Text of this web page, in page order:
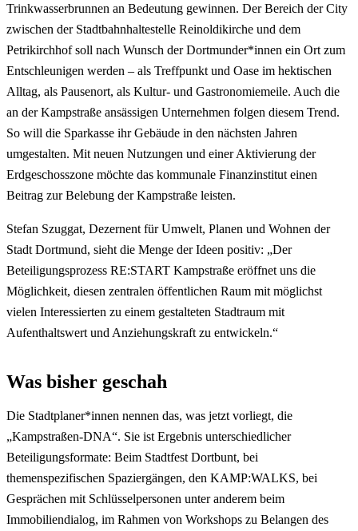
Trinkwasserbrunnen an Bedeutung gewinnen. Der Bereich der City
zwischen der Stadtbahnhaltestelle Reinoldikirche und dem
Petrikirchhof soll nach Wunsch der Dortmunder*innen ein Ort zum
Entschleunigen werden – als Treffpunkt und Oase im hektischen
Alltag, als Pausenort, als Kultur- und Gastronomiemeile. Auch die
an der Kampstraße ansässigen Unternehmen folgen diesem Trend.
So will die Sparkasse ihr Gebäude in den nächsten Jahren
umgestalten. Mit neuen Nutzungen und einer Aktivierung der
Erdgeschosszone möchte das kommunale Finanzinstitut einen
Beitrag zur Belebung der Kampstraße leisten.
Stefan Szuggat, Dezernent für Umwelt, Planen und Wohnen der
Stadt Dortmund, sieht die Menge der Ideen positiv: „Der
Beteiligungsprozess RE:START Kampstraße eröffnet uns die
Möglichkeit, diesen zentralen öffentlichen Raum mit möglichst
vielen Interessierten zu einem gestalteten Stadtraum mit
Aufenthaltswert und Anziehungskraft zu entwickeln.“
Was bisher geschah
Die Stadtplaner*innen nennen das, was jetzt vorliegt, die
„Kampstraßen-DNA“. Sie ist Ergebnis unterschiedlicher
Beteiligungsformate: Beim Stadtfest Dortbunt, bei
themenspezifischen Spaziergängen, den KAMP:WALKS, bei
Gesprächen mit Schlüsselpersonen unter anderem beim
Immobiliendialog, im Rahmen von Workshops zu Belangen des